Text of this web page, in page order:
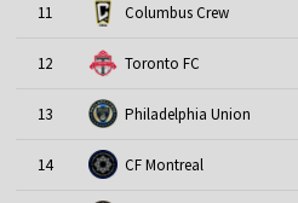
11 Columbus Crew
12 Toronto FC
13 Philadelphia Union
14 CF Montreal